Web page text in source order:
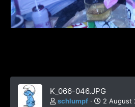
K_066-046.JPG
schlumpf 2 August